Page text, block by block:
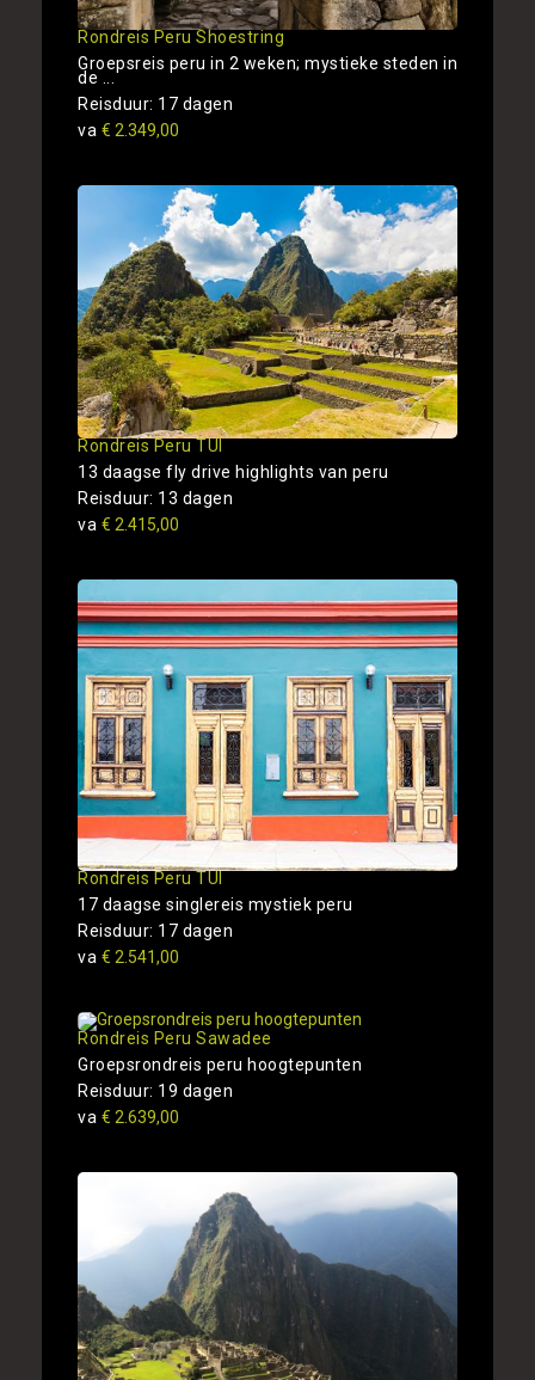
Rondreis Peru Shoestring
Groepsreis peru in 2 weken; mystieke steden in
de ...
Reisduur: 17 dagen
va € 2.349,00
Rondreis Peru TUI
13 daagse fly drive highlights van peru
Reisduur: 13 dagen
va € 2.415,00
Rondreis Peru TUI
17 daagse singlereis mystiek peru
Reisduur: 17 dagen
va € 2.541,00
Rondreis Peru Sawadee
Groepsrondreis peru hoogtepunten
Reisduur: 19 dagen
va € 2.639,00